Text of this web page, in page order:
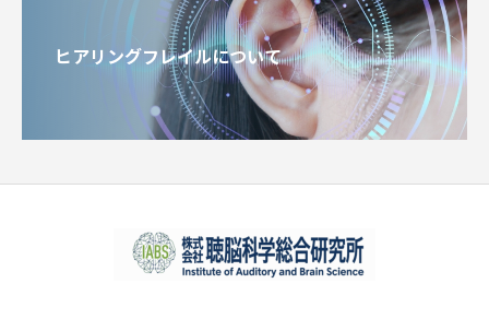
ヒアリングフレイルについて